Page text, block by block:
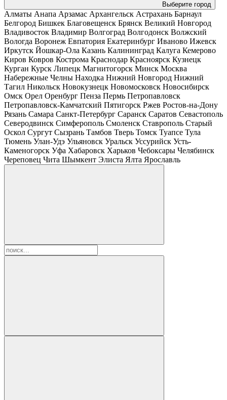
Выберите город
Алматы Анапа Арзамас Архангельск Астрахань Барнаул
Белгород Бишкек Благовещенск Брянск Великий Новгород
Владивосток Владимир Волгоград Волгодонск Волжский
Вологда Воронеж Евпатория Екатеринбург Иваново Ижевск
Иркутск Йошкар-Ола Казань Калининград Калуга Кемерово
Киров Ковров Кострома Краснодар Красноярск Кузнецк
Курган Курск Липецк Магнитогорск Минск Москва
Набережные Челны Находка Нижний Новгород Нижний
Тагил Никольск Новокузнецк Новомосковск Новосибирск
Омск Орел Оренбург Пенза Пермь Петропавловск
Петропавловск-Камчатский Пятигорск Ржев Ростов-на-Дону
Рязань Самара Санкт-Петербург Саранск Саратов Севастополь
Северодвинск Симферополь Смоленск Ставрополь Старый
Оскол Сургут Сызрань Тамбов Тверь Томск Туапсе Тула
Тюмень Улан-Удэ Ульяновск Уральск Уссурийск Усть-
Каменогорск Уфа Хабаровск Харьков Чебоксары Челябинск
Череповец Чита Шымкент Элиста Ялта Ярославль